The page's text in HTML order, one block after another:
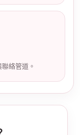
絡管道。